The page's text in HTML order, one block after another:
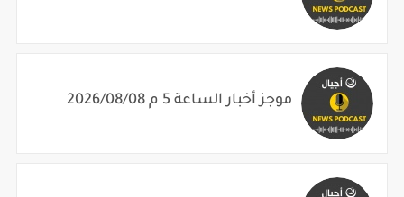
موجز أخبار الساعة 5 م 2026/08/08